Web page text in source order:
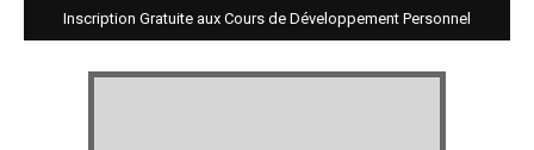
Inscription Gratuite aux Cours de Développement Personnel